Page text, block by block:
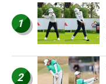
1
2